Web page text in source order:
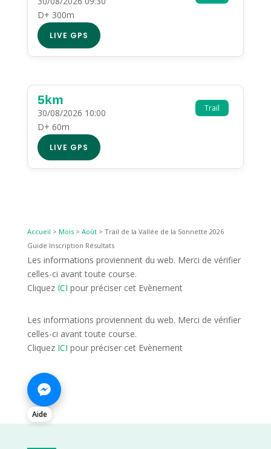
D+ 300m
LIVE GPS
Trail
5km
30/08/2026 10:00
D+ 60m
LIVE GPS
Accueil > Mois> Août> Trail de la Vallée de la Sonnette 2026
Guide Inscription Résultats
Les informations proviennent du web. Merci de vérifier
celles-ci avant toute course.
Cliquez ICI pour préciser cet Evènement
Les informations proviennent du web. Merci de vérifier
celles-ci avant toute course.
Cliquez ICI pour préciser cet Evènement
Aide